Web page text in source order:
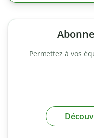
Permettez à vos